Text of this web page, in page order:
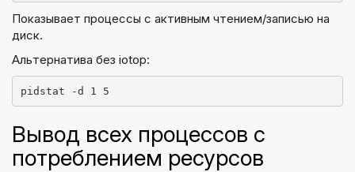
Показывает процессы с активным чтением/записью на
диск.
Альтернатива без iotop:
pidstat -d 1 5
Вывод всех процессов с
потреблением ресурсов